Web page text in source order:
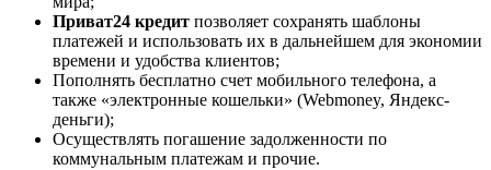
Приват24 кредит позволяет сохранять шаблоны
платежей и использовать их в дальнейшем для экономии
времени и удобства клиентов;
Пополнять бесплатно счет мобильного телефона, а
также «электронные кошельки» (Webmoney, Яндекс-
деньги);
Осуществлять погашение задолженности по
коммунальным платежам и прочие.